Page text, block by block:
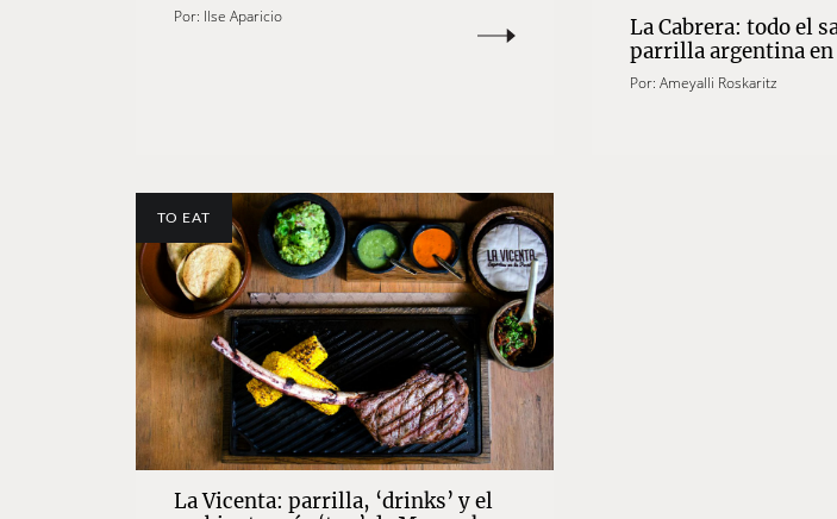
Por: Ilse Aparicio
La Cabrera: todo el
parrilla argentina en
Por: Ameyalli Roskaritz
TO EAT
La Vicenta: parrilla, ‘drinks’ y el